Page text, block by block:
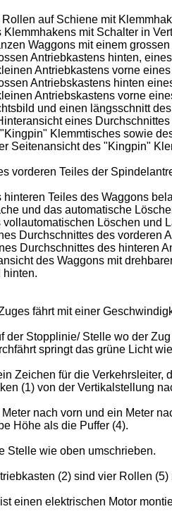
auf Schiene mit
Klemmhakens mit Schalter in
Waggons mit einem
Antriebkastens hinten,
Antriebkastens vorne
Antriebskastens hinten
Antriebskastens vorne
und einen längsschnitt
eines
Klemmtisches sowie
Seitenansicht des "Kingpin"
vorderen Teiles der
hinteren Teiles des Waggons
und das automatische
Löschen
Durchschnittes des vorderen
Durchschnittes des hinteren
des Waggons mit
hinten.
fährt mit einer
der Stopplinie/ Stelle wo der
springt das grüne Licht
Zeichen für die
(1) von der Vertikalstellung
nach vorn und ein Meter
Höhe als die Puffer (4).
Stelle wie oben umschrieben.
(2) sind vier Rollen
einen elektrischen Motor